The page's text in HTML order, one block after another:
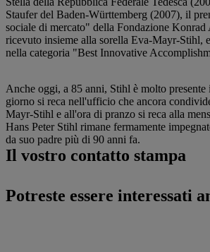
Staufer del Baden-Württemberg (2007), il
sociale di mercato" della Fondazione Konrad
ricevuto insieme alla sorella Eva-Mayr-Stihl,
nella categoria "Best Innovative
Anche oggi, a 85 anni, Stihl è molto presente
giorno si reca nell'ufficio che ancora
Mayr-Stihl e all'ora di pranzo si reca alla
Hans Peter Stihl rimane fermamente
da suo padre più di 90 anni fa.
Il vostro contatto stampa
Potreste essere interessati